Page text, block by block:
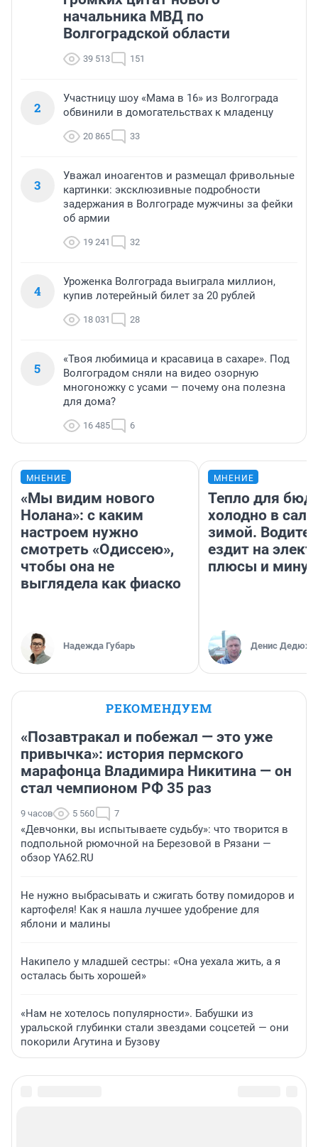
начальника МВД по
Волгоградской области
39 513 151
2
Участницу шоу «Мама в 16» из Волгограда
обвинили в домогательствах к младенцу
20 865 33
3
Уважал иноагентов и размещал фривольные
картинки: эксклюзивные подробности
задержания в Волгограде мужчины за фейки
об армии
19 241 32
4
Уроженка Волгограда выиграла миллион,
купив лотерейный билет за 20 рублей
18 031 28
5
«Твоя любимица и красавица в сахаре». Под
Волгоградом сняли на видео озорную
многоножку с усами — почему она полезна
для дома?
16 485 6
МНЕНИЕ
«Мы видим нового
Нолана»: с каким
настроем нужно
смотреть «Одиссею»,
чтобы она не
выглядела как фиаско
Надежда Губарь
МНЕНИЕ
Тепло для
холодно в
зимой.
ездит на
плюсы и
Денис
РЕКОМЕНДУЕМ
«Позавтракал и побежал — это уже
привычка»: история пермского
марафонца Владимира Никитина — он
стал чемпионом РФ 35 раз
9 часов 5 560 7
«Девчонки, вы испытываете судьбу»: что творится в
подпольной рюмочной на Березовой в Рязани —
обзор YA62.RU
Не нужно выбрасывать и сжигать ботву помидоров и
картофеля! Как я нашла лучшее удобрение для
яблони и малины
Накипело у младшей сестры: «Она уехала жить, а я
осталась быть хорошей»
«Нам не хотелось популярности». Бабушки из
уральской глубинки стали звездами соцсетей — они
покорили Агутина и Бузову